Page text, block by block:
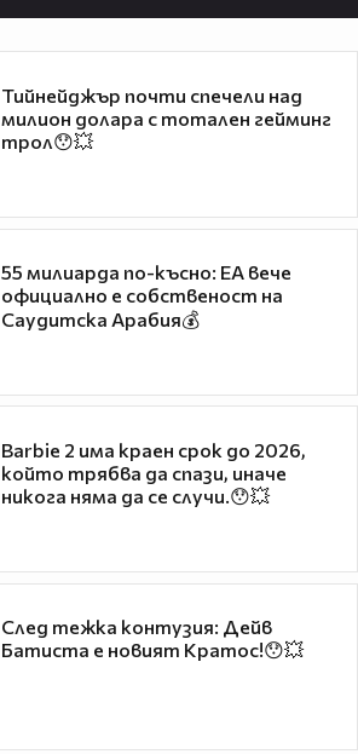
Тийнейджър почти спечели над
милион долара с тотален гейминг
трол😯💥
55 милиарда по-късно: EA вече
официално е собственост на
Саудитска Арабия💰
Barbie 2 има краен срок до 2026,
който трябва да спази, иначе
никога няма да се случи.😯💥
След тежка контузия: Дейв
Батиста е новият Кратос!😯💥